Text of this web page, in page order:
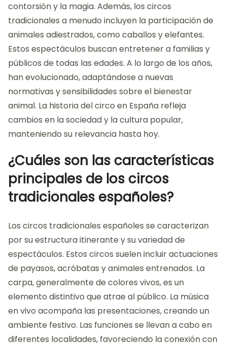
contorsión y la magia. Además, los circos
tradicionales a menudo incluyen la participación de
animales adiestrados, como caballos y elefantes.
Estos espectáculos buscan entretener a familias y
públicos de todas las edades. A lo largo de los años,
han evolucionado, adaptándose a nuevas
normativas y sensibilidades sobre el bienestar
animal. La historia del circo en España refleja
cambios en la sociedad y la cultura popular,
manteniendo su relevancia hasta hoy.
¿Cuáles son las características
principales de los circos
tradicionales españoles?
Los circos tradicionales españoles se caracterizan
por su estructura itinerante y su variedad de
espectáculos. Estos circos suelen incluir actuaciones
de payasos, acróbatas y animales entrenados. La
carpa, generalmente de colores vivos, es un
elemento distintivo que atrae al público. La música
en vivo acompaña las presentaciones, creando un
ambiente festivo. Las funciones se llevan a cabo en
diferentes localidades, favoreciendo la conexión con